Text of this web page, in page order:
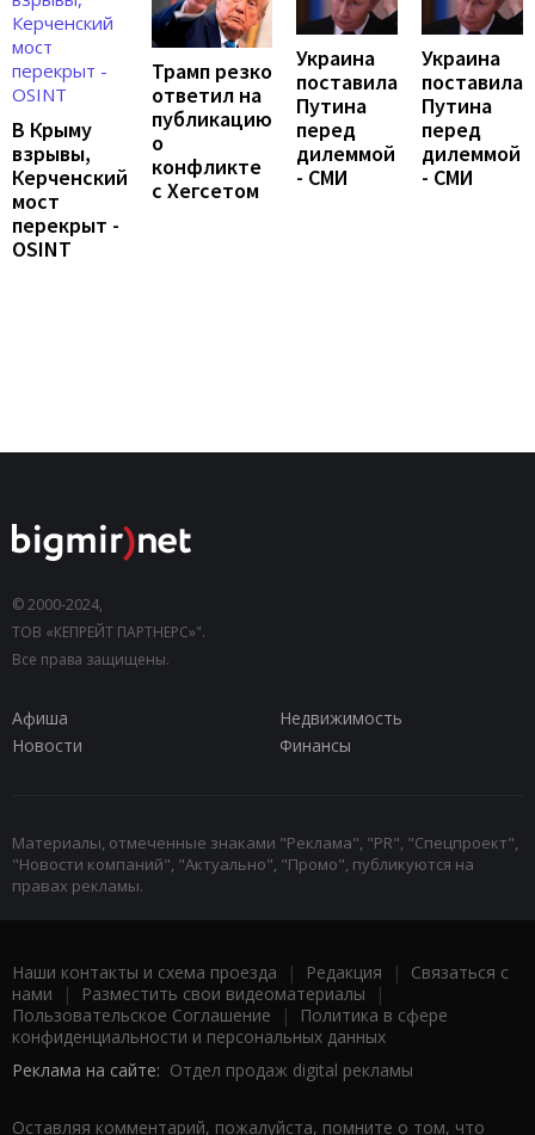
В Крыму
взрывы,
Керченский
мост
перекрыт -
OSINT
Трамп резко
ответил на
публикацию
о
конфликте
с Хегсетом
Украина
поставила
Путина
перед
дилеммой
- СМИ
Украина
поставила
Путина
перед
дилеммой
- СМИ
© 2000-2024,
ТОВ «КЕПРЕЙТ ПАРТНЕРС»".
Все права защищены.
Афиша
Недвижимость
Новости
Финансы
Материалы, отмеченные знаками "Реклама", "PR", "Спецпроект",
"Новости компаний", "Актуально", "Промо", публикуются на
правах рекламы.
Наши контакты и схема проезда | Редакция | Связаться с
нами | Разместить свои видеоматериалы |
Пользовательское Соглашение |
Политика в сфере
конфиденциальности и персональных данных
Реклама на сайте: Отдел продаж digital рекламы
Оставляя комментарий, пожалуйста, помните о том, что